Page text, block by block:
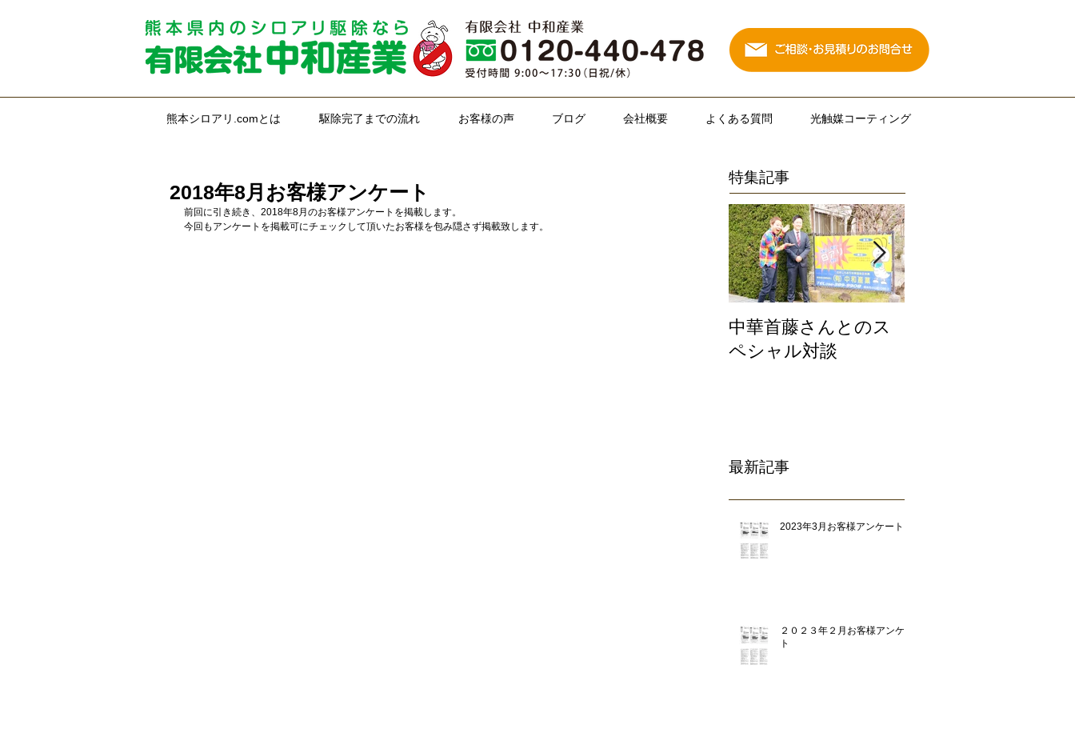
熊本シロアリ.comとは 駆除完了までの流れ お客様の声 ブログ 会社概要 よくある質問 光触媒コーティング
2018年8月お客様アンケート
前回に引き続き、2018年8月のお客様アンケートを掲載します。
今回もアンケートを掲載可にチェックして頂いたお客様を包み隠さず掲載致します。
特集記事
中華首藤さんとのス
ペシャル対談
最新記事
2023年3月お客様アンケート
２０２３年２月お客様アンケー
ト